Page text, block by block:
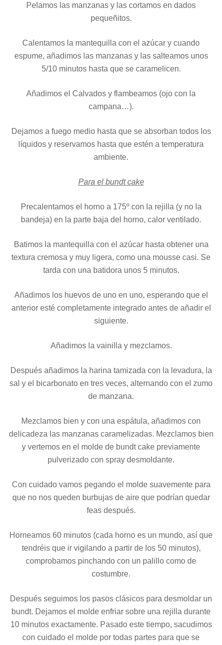
Pelamos las manzanas y las cortamos en dados
pequeñitos.
Calentamos la mantequilla con el azúcar y cuando
espume, añadimos las manzanas y las salteamos unos
5/10 minutos hasta que se caramelicen.
Añadimos el Calvados y flambeamos (ojo con la
campana…).
Dejamos a fuego medio hasta que se absorban todos los
líquidos y reservamos hasta que estén a temperatura
ambiente.
Para el bundt cake
Precalentamos el horno a 175º con la rejilla (y no la
bandeja) en la parte baja del horno, calor ventilado.
Batimos la mantequilla con el azúcar hasta obtener una
textura cremosa y muy ligera, como una mousse casi. Se
tarda con una batidora unos 5 minutos.
Añadimos los huevos de uno en uno, esperando que el
anterior esté completamente integrado antes de añadir el
siguiente.
Añadimos la vainilla y mezclamos.
Después añadimos la harina tamizada con la levadura, la
sal y el bicarbonato en tres veces, alternando con el zumo
de manzana.
Mezclamos bien y con una espátula, añadimos con
delicadeza las manzanas caramelizadas. Mezclamos bien
y vertemos en el molde de bundt cake previamente
pulverizado con spray desmoldante.
Con cuidado vamos pegando el molde suavemente para
que no nos queden burbujas de aire que podrían quedar
feas después.
Horneamos 60 minutos (cada horno es un mundo, así que
tendréis que ir vigilando a partir de los 50 minutos),
comprobamos pinchando con un palillo como de
costumbre.
Después seguimos los pasos clásicos para desmoldar un
bundt. Dejamos el molde enfriar sobre una rejilla durante
10 minutos exactamente. Pasado este tiempo, sacudimos
con cuidado el molde por todas partes para que se